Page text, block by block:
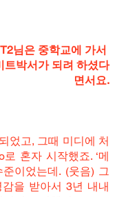
님은 중학교에 가서
트박서가 되려 하셨다
면서요.
었고, 그때 미디에 처
혼자 시작했죠. ‘메
이었는데. (웃음) 그
을 받아서 3년 내내